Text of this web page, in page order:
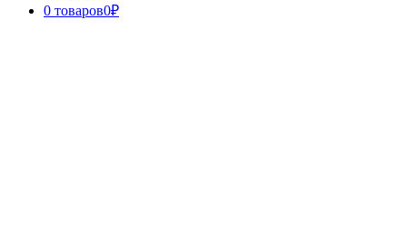
0 товаров0₽